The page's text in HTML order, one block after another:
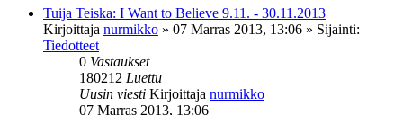
Tuija Teiska: I Want to Believe 9.11. - 30.11.2013
Kirjoittaja nurmikko » 07 Marras 2013, 13:06 » Sijainti:
Tiedotteet
0 Vastaukset
180212 Luettu
Uusin viesti Kirjoittaja nurmikko
07 Marras 2013, 13:06